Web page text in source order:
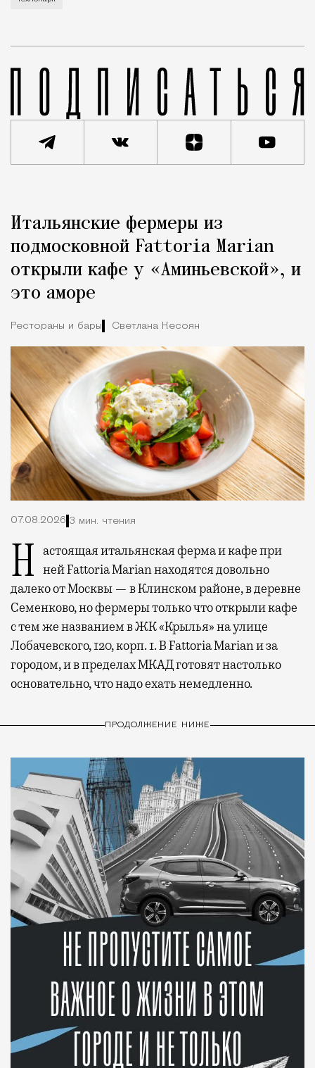
Город
Итальянские фермеры из
подмосковной Fattoria Marian
открыли кафе у «Аминьевской», и
это аморе
Рестораны и бары Светлана Кесоян
07.08.2026 3 мин. чтения
Настоящая итальянская ферма и кафе при ней Fattoria Marian находятся довольно
далеко от Москвы — в Клинском районе, в деревне
Семенково, но фермеры только что открыли кафе
с тем же названием в ЖК «Крылья» на улице
Лобачевского, 120, корп. 1. В Fattoria Marian и за
городом, и в пределах МКАД готовят настолько
основательно, что надо ехать немедленно.
ПРОДОЛЖЕНИЕ НИЖЕ